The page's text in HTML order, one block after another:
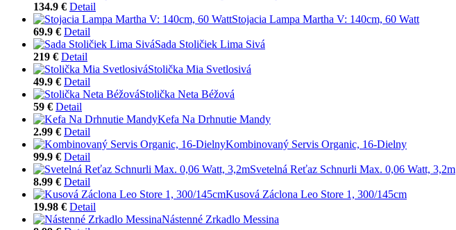
134.9 € Detail
Stojacia Lampa Martha V: 140cm, 60 Watt
69.9 € Detail
Sada Stoličiek Lima Sivá
219 € Detail
Stolička Mia Svetlosivá
49.9 € Detail
Stolička Neta Béžová
59 € Detail
Kefa Na Drhnutie Mandy
2.99 € Detail
Kombinovaný Servis Organic, 16-Dielny
99.9 € Detail
Svetelná Reťaz Schnurli Max. 0,06 Watt, 3,2m
8.99 € Detail
Kusová Záclona Leo Store 1, 300/145cm
19.98 € Detail
Nástenné Zrkadlo Messina